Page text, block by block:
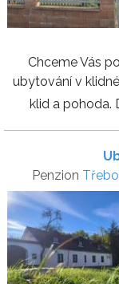
Chceme Vás
ubytování v
klid a pohoda.
Penzion